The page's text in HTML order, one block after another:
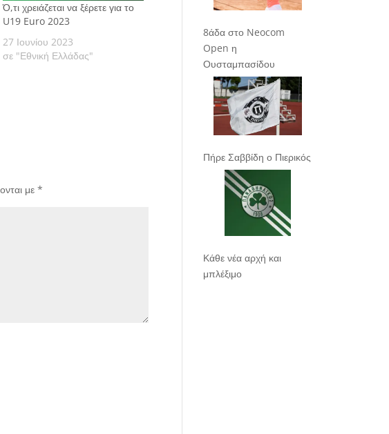
Ό,τι χρειάζεται να ξέρετε για το
U19 Euro 2023
27 Ιουνίου 2023
σε "Εθνική Ελλάδας"
με *
8άδα στο Neocom
Open η
Ουσταμπασίδου
Πήρε Σαββίδη ο Πιερικός
Κάθε νέα αρχή και
μπλέξιμο